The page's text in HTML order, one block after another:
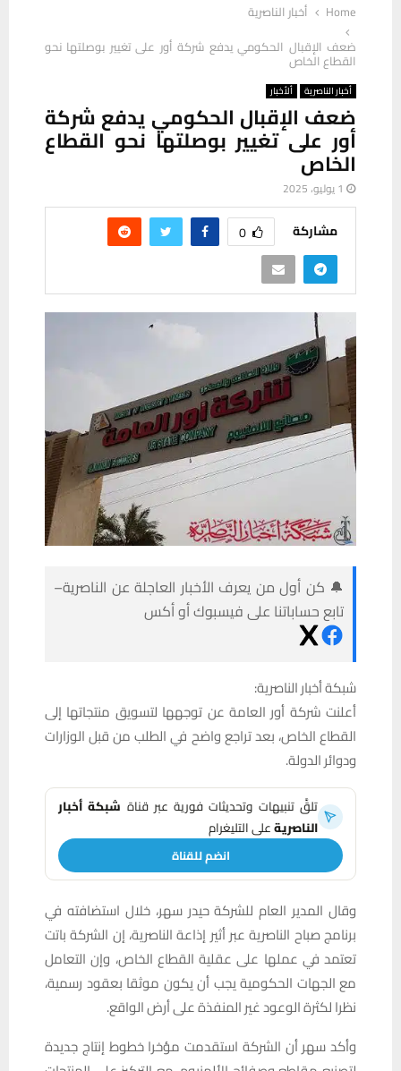
Home
أخبار الناصرية
ضعف الإقبال الحكومي يدفع شركة أور على تغيير بوصلتها نحو
القطاع الخاص
أخبار الناصرية ألأخبار
ضعف الإقبال الحكومي يدفع شركة
أور على تغيير بوصلتها نحو القطاع
الخاص
1 يوليو، 2025
مشاركة 0
🔔 كن أول من يعرف الأخبار العاجلة عن الناصرية–
تابع حساباتنا على فيسبوك أو أكس
شبكة أخبار الناصرية:
أعلنت شركة أور العامة عن توجهها لتسويق منتجاتها إلى
القطاع الخاص، بعد تراجع واضح في الطلب من قبل الوزارات
ودوائر الدولة.
تلقَّ تنبيهات وتحديثات فورية عبر قناة شبكة أخبار
الناصريةعلى التليغرام
انضم للقناة
وقال المدير العام للشركة حيدر سهر، خلال استضافته في
برنامج صباح الناصرية عبر أثير إذاعة الناصرية، إن الشركة باتت
تعتمد في عملها على عقلية القطاع الخاص، وإن التعامل
مع الجهات الحكومية يجب أن يكون موثقا بعقود رسمية،
نظرا لكثرة الوعود غير المنفذة على أرض الواقع.
وأكد سهر أن الشركة استقدمت مؤخرا خطوط إنتاج جديدة